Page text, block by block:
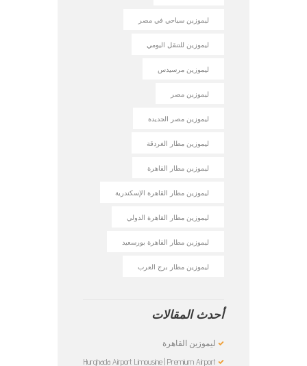
ليموزين سياحي في مصر
ليموزين للتنقل اليومي
ليموزين مرسيدس
ليموزين مصر
ليموزين مصر الجديدة
ليموزين مطار الغردقة
ليموزين مطار القاهرة
ليموزين مطار القاهرة الإسكندرية
ليموزين مطار القاهرة الدولي
ليموزين مطار القاهرة بورسعيد
ليموزين مطار برج العرب
أحدث المقالات
ليموزين القاهرة
Hurghada Airport Limousine | Premium Airport